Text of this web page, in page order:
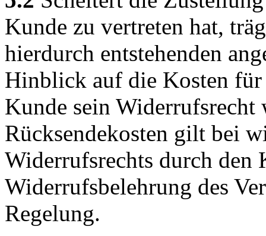
Kunde zu vertreten hat,
hierdurch entstehenden
Hinblick auf die Kosten
Kunde sein Widerrufsrecht
Rücksendekosten gilt bei
Widerrufsrechts durch den
Widerrufsbelehrung des
Regelung.